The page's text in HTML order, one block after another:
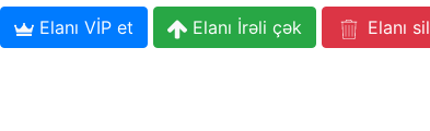
Elanı VİP et Elanı İrəli çək Elanı sil